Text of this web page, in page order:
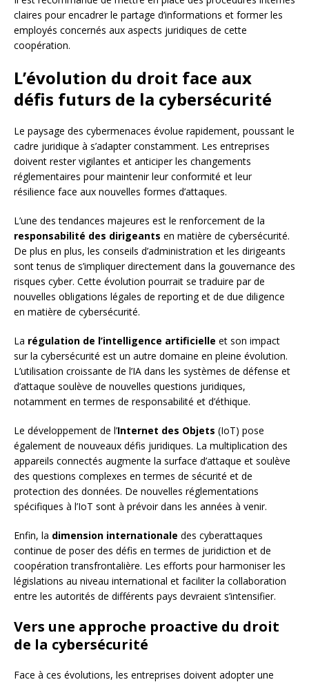
claires pour encadrer le partage d’informations et former les
employés concernés aux aspects juridiques de cette
coopération.
L’évolution du droit face aux
défis futurs de la cybersécurité
Le paysage des cybermenaces évolue rapidement, poussant le
cadre juridique à s’adapter constamment. Les entreprises
doivent rester vigilantes et anticiper les changements
réglementaires pour maintenir leur conformité et leur
résilience face aux nouvelles formes d’attaques.
L’une des tendances majeures est le renforcement de la
responsabilité des dirigeants en matière de cybersécurité.
De plus en plus, les conseils d’administration et les dirigeants
sont tenus de s’impliquer directement dans la gouvernance des
risques cyber. Cette évolution pourrait se traduire par de
nouvelles obligations légales de reporting et de due diligence
en matière de cybersécurité.
La régulation de l’intelligence artificielle et son impact
sur la cybersécurité est un autre domaine en pleine évolution.
L’utilisation croissante de l’IA dans les systèmes de défense et
d’attaque soulève de nouvelles questions juridiques,
notamment en termes de responsabilité et d’éthique.
Le développement de l’Internet des Objets (IoT) pose
également de nouveaux défis juridiques. La multiplication des
appareils connectés augmente la surface d’attaque et soulève
des questions complexes en termes de sécurité et de
protection des données. De nouvelles réglementations
spécifiques à l’IoT sont à prévoir dans les années à venir.
Enfin, la dimension internationale des cyberattaques
continue de poser des défis en termes de juridiction et de
coopération transfrontalière. Les efforts pour harmoniser les
législations au niveau international et faciliter la collaboration
entre les autorités de différents pays devraient s’intensifier.
Vers une approche proactive du droit
de la cybersécurité
Face à ces évolutions, les entreprises doivent adopter une